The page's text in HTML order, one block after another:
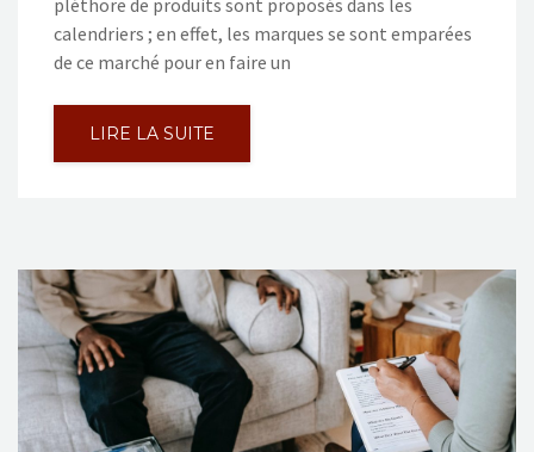
calendriers ; en effet, les marques se sont emparées
de ce marché pour en faire un
LIRE LA SUITE